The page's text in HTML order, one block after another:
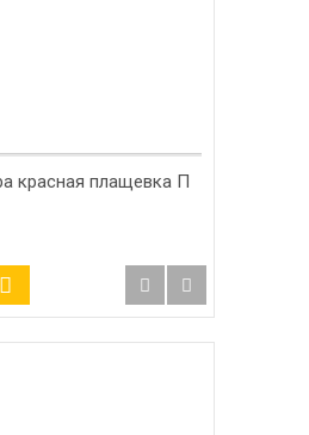
красная плащевка П